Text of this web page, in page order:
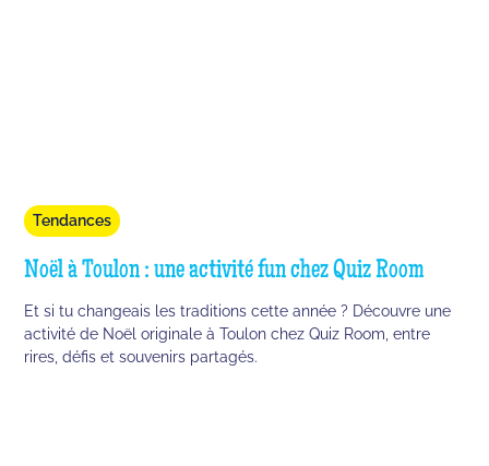
Tendances
Noël à Toulon : une activité fun chez Quiz Room
Et si tu changeais les traditions cette année ? Découvre une
activité de Noël originale à Toulon chez Quiz Room, entre
rires, défis et souvenirs partagés.